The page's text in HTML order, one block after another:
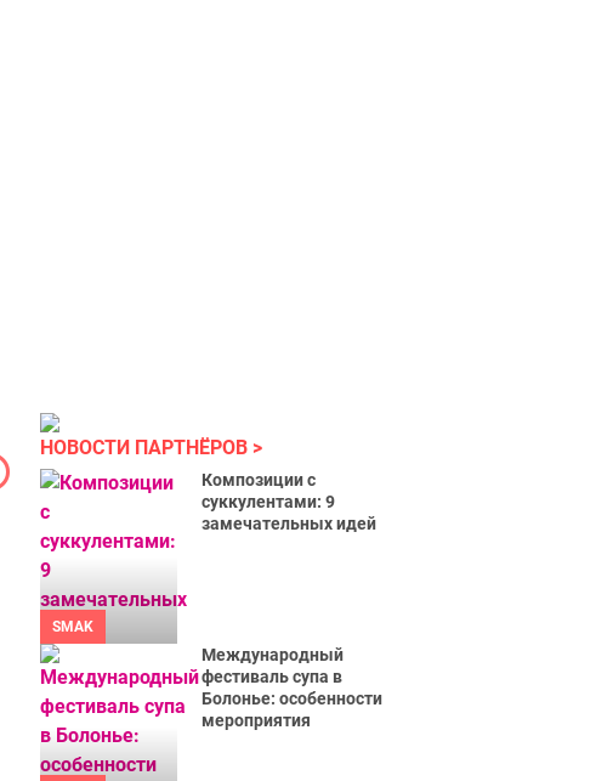
НОВОСТИ ПАРТНЁРОВ
SMAK
Композиции с
суккулентами: 9
замечательных идей
Международный
фестиваль супа в
Болонье: особенности
мероприятия